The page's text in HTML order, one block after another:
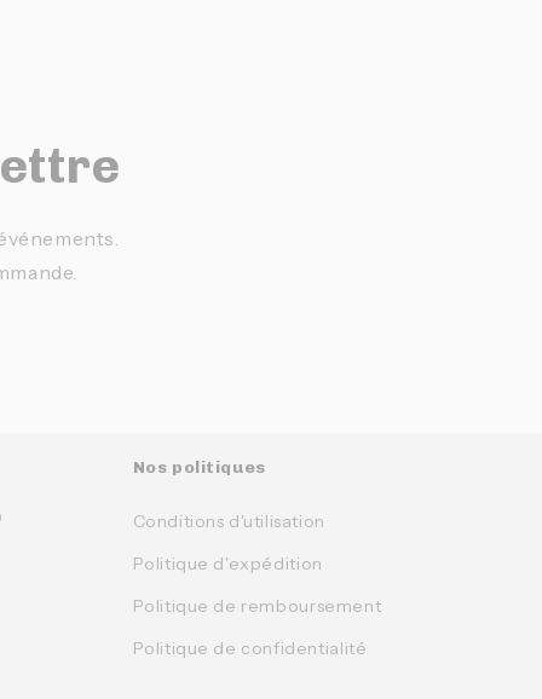
Nos politiques
Conditions d'utilisation
Politique d'expédition
Politique de remboursement
Politique de confidentialité